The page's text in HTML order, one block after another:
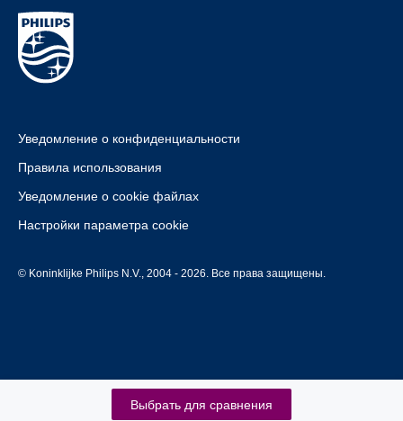
Выбрать для сравнения
Уведомление о конфиденциальности
Правила использования
Уведомление о cookie файлах
Настройки параметра cookie
© Koninklijke Philips N.V., 2004 - 2026. Все права защищены.